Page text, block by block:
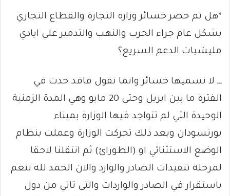
*هل تم حصر خسائر وزارة التجارة والقطاع التجاري
بشكل عام جراء الحرب والنهب والتدمير علي ايادي
مليشيات الدعم السريع؟
ـــ لا نسميها خسائر وانما نقول فاقد حدث في
الفترة ما بين ابريل وحتي 20 مايو وهي المدة الزمنية
الوحيدة التي لم تتواجد فيها الوزارة بميناء
بورتسودان وبعد ذلك تحركت الوزارة وعملت بنظام
الوضع الاستثنائي او (الطورائ) ثم انتقلنا لاحقا
لمرحلة تنفيذات الصادر والوارد والان الحمد لله ننعم
باستقرار في الصادر والواردات والتى تاتي من دول